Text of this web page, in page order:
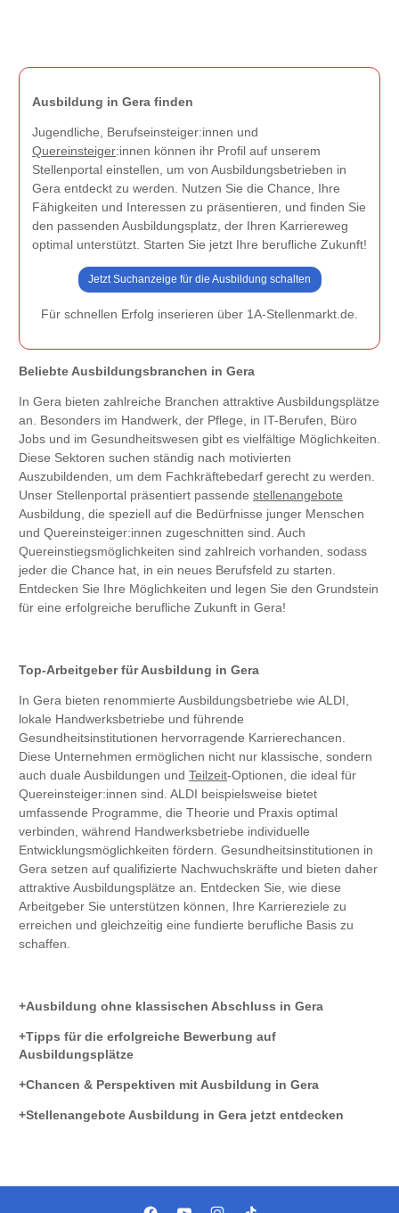
Ausbildung in Gera finden
Jugendliche, Berufseinsteiger:innen und
Quereinsteiger:innen können ihr Profil auf unserem
Stellenportal einstellen, um von Ausbildungsbetrieben in
Gera entdeckt zu werden. Nutzen Sie die Chance, Ihre
Fähigkeiten und Interessen zu präsentieren, und finden Sie
den passenden Ausbildungsplatz, der Ihren Karriereweg
optimal unterstützt. Starten Sie jetzt Ihre berufliche Zukunft!
Jetzt Suchanzeige für die Ausbildung schalten
Für schnellen Erfolg inserieren über 1A-Stellenmarkt.de.
Beliebte Ausbildungsbranchen in Gera
In Gera bieten zahlreiche Branchen attraktive Ausbildungsplätze
an. Besonders im Handwerk, der Pflege, in IT-Berufen, Büro
Jobs und im Gesundheitswesen gibt es vielfältige Möglichkeiten.
Diese Sektoren suchen ständig nach motivierten
Auszubildenden, um dem Fachkräftebedarf gerecht zu werden.
Unser Stellenportal präsentiert passende stellenangebote
Ausbildung, die speziell auf die Bedürfnisse junger Menschen
und Quereinsteiger:innen zugeschnitten sind. Auch
Quereinstiegsmöglichkeiten sind zahlreich vorhanden, sodass
jeder die Chance hat, in ein neues Berufsfeld zu starten.
Entdecken Sie Ihre Möglichkeiten und legen Sie den Grundstein
für eine erfolgreiche berufliche Zukunft in Gera!
Top-Arbeitgeber für Ausbildung in Gera
In Gera bieten renommierte Ausbildungsbetriebe wie ALDI,
lokale Handwerksbetriebe und führende
Gesundheitsinstitutionen hervorragende Karrierechancen.
Diese Unternehmen ermöglichen nicht nur klassische, sondern
auch duale Ausbildungen und Teilzeit-Optionen, die ideal für
Quereinsteiger:innen sind. ALDI beispielsweise bietet
umfassende Programme, die Theorie und Praxis optimal
verbinden, während Handwerksbetriebe individuelle
Entwicklungsmöglichkeiten fördern. Gesundheitsinstitutionen in
Gera setzen auf qualifizierte Nachwuchskräfte und bieten daher
attraktive Ausbildungsplätze an. Entdecken Sie, wie diese
Arbeitgeber Sie unterstützen können, Ihre Karriereziele zu
erreichen und gleichzeitig eine fundierte berufliche Basis zu
schaffen.
Ausbildung ohne klassischen Abschluss in Gera
Tipps für die erfolgreiche Bewerbung auf
Ausbildungsplätze
Chancen & Perspektiven mit Ausbildung in Gera
Stellenangebote Ausbildung in Gera jetzt entdecken